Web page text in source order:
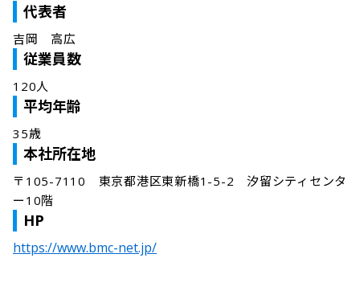
代表者
吉岡　高広
従業員数
120人
平均年齢
35歳
本社所在地
〒105-7110　東京都港区東新橋1-5-2　汐留シティセンタ
ー10階
HP
https://www.bmc-net.jp/